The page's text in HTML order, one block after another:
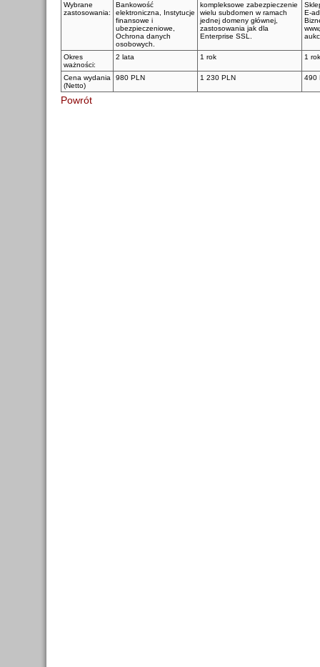
Wybrane
zastosowania:
Bankowość
elektroniczna, Instytucje
finansowe i
ubezpieczeniowe,
Ochrona danych
osobowych.
kompleksowe zabezpieczenie
wielu subdomen w ramach
jednej domeny głównej,
zastosowania jak dla
Enterprise SSL.
E-
Okres
ważności:
2 lata 1 rok 1 rok
Cena wydania
(Netto)
980 PLN 1 230 PLN 490
Powrót